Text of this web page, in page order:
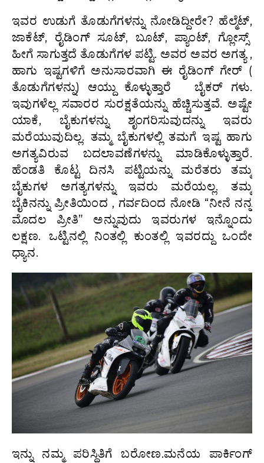
ಇವರ ಉಡುಗೆ ತೊಡುಗೆಗಳನ್ನು ನೋಡಿದ್ದೀರೇ? ಹೆಲ್ಮೆಟ್,
ಜಾಕೆಟ್, ರೈಡಿಂಗ್ ಸೂಟ್, ಬೂಟ್, ಪ್ಯಾಂಟ್, ಗ್ಲೋಸ್ಸ್
ಹೀಗೆ ಸಾಗುತ್ತದೆ ತೊಡುಗೆಗಳ ಪಟ್ಟಿ. ಅವರ ಅವರ ಅಗತ್ಯ ,
ಹಾಗು ಇಷ್ಟಗಳಿಗೆ ಅನುಸಾರವಾಗಿ ಈ ರೈಡಿಂಗ್ ಗೇರ್ (
ತೊಡುಗೆಗಳನ್ನು) ಆಯ್ದು ಕೊಳ್ಳುತ್ತಾರೆ ಬೈಕರ್ ಗಳು.
ಇವುಗಳೆಲ್ಲ ಸವಾರರ ಸುರಕ್ಷತೆಯನ್ನು ಹೆಚ್ಚಿಸುತ್ತವೆ. ಅಷ್ಟೇ
ಯಾಕೆ, ಬೈಕುಗಳನ್ನು ಶೃಂಗರಿಸುವುದನ್ನು ಇವರು
ಮರೆಯುವುದಿಲ್ಲ. ತಮ್ಮ ಬೈಕುಗಳಲ್ಲಿ ತಮಗೆ ಇಷ್ಟ ಹಾಗು
ಅಗತ್ಯವಿರುವ ಬದಲಾವಣೆಗಳನ್ನು ಮಾಡಿಕೊಳ್ಳುತ್ತಾರೆ.
ಹೆಂಡತಿ ಕೊಟ್ಟ ದಿನಸಿ ಪಟ್ಟಿಯನ್ನು ಮರೆತರು ತಮ್ಮ
ಬೈಕುಗಳ ಅಗತ್ಯಗಳನ್ನು ಇವರು ಮರೆಯಲ್ಲ. ತಮ್ಮ
ಬೈಕಿನನ್ನು ಪ್ರೀತಿಯಿಂದ , ಗರ್ವದಿಂದ ನೋಡಿ “ನೀನೆ ನನ್ನ
ಮೊದಲ ಪ್ರೀತಿ” ಅನ್ನುವುದು ಇವರುಗಳ ಇನ್ನೊಂದು
ಲಕ್ಷಣ. ಒಟ್ಟಿನಲ್ಲಿ ನಿಂತಲ್ಲಿ ಕುಂತಲ್ಲಿ ಇವರದ್ದು ಒಂದೇ
ಧ್ಯಾನ.
ಇನ್ನು ನಮ್ಮ ಪರಿಸ್ಥಿತಿಗೆ ಬರೋಣ.ಮನೆಯ ಪಾರ್ಕಿಂಗ್